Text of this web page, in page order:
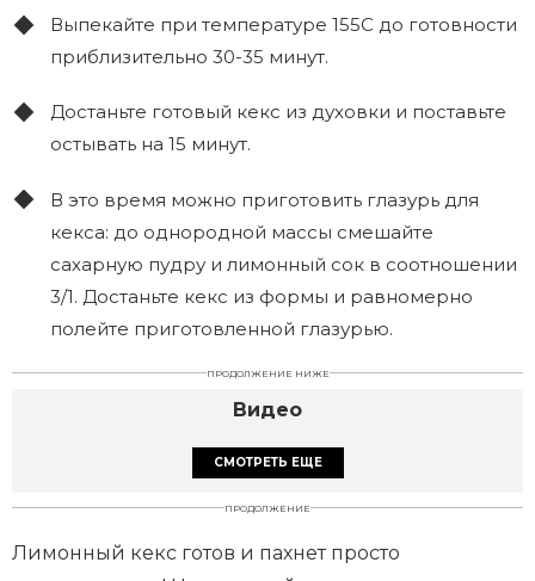
Выпекайте при температуре 155С до готовности
приблизительно 30-35 минут.
Достаньте готовый кекс из духовки и поставьте
остывать на 15 минут.
В это время можно приготовить глазурь для
кекса: до однородной массы смешайте
сахарную пудру и лимонный сок в соотношении
3/1. Достаньте кекс из формы и равномерно
полейте приготовленной глазурью.
ПРОДОЛЖЕНИЕ НИЖЕ
Видео
СМОТРЕТЬ ЕЩЕ
ПРОДОЛЖЕНИЕ
Лимонный кекс готов и пахнет просто